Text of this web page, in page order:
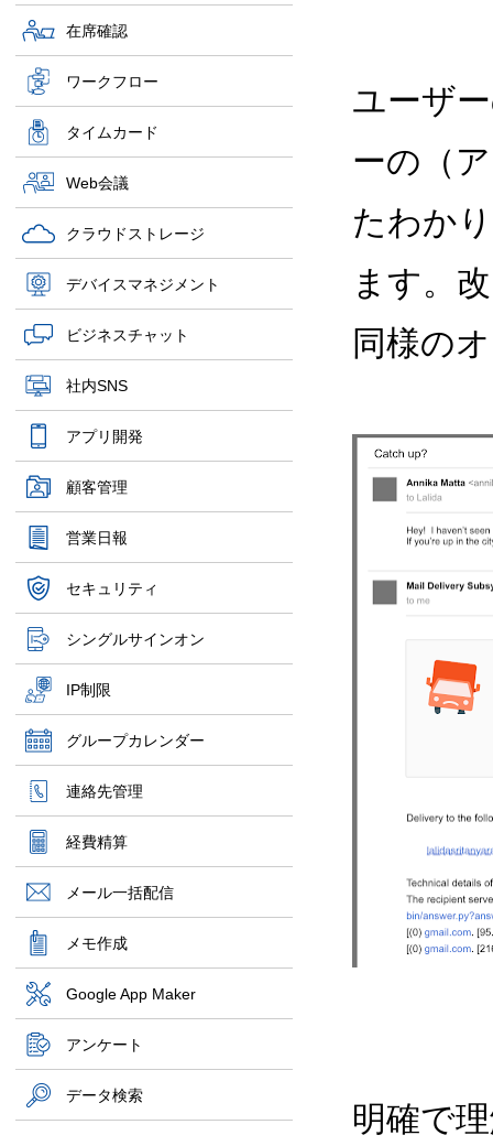
在席確認
ワークフロー
タイムカード
Web会議
クラウドストレージ
デバイスマネジメント
ビジネスチャット
社内SNS
アプリ開発
顧客管理
営業日報
セキュリティ
シングルサインオン
IP制限
グループカレンダー
連絡先管理
経費精算
メール一括配信
メモ作成
Google App Maker
アンケート
データ検索
ユーザ
ーの（
たわか
ます。
同様の
明確で